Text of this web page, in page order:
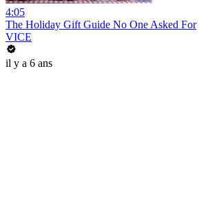
4:05
The Holiday Gift Guide No One Asked For
VICE
il y a 6 ans